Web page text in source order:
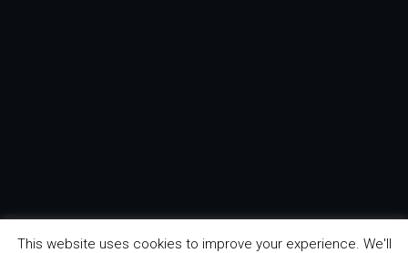
This website uses cookies to improve your experience. We'll